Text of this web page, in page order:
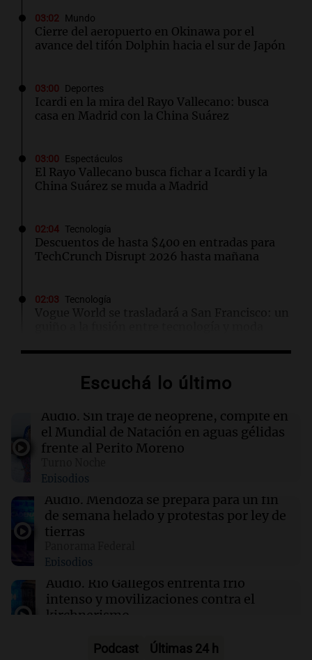
03:02 Mundo
Cierre del aeropuerto en Okinawa por el
avance del tifón Dolphin hacia el sur de Japón
03:00 Deportes
Icardi en la mira del Rayo Vallecano: busca
casa en Madrid con la China Suárez
03:00 Espectáculos
El Rayo Vallecano busca fichar a Icardi y la
China Suárez se muda a Madrid
02:04 Tecnología
Descuentos de hasta $400 en entradas para
TechCrunch Disrupt 2026 hasta mañana
02:03 Tecnología
Vogue World se trasladará a San Francisco: un
Laura Galván brilla en los Centroamericanos y
01:29 Ciencia
La fertilización podría depender del trabajo en
estudio
01:24
Tiroteo en escuela secundaria de Tailandia:
Escuchá lo último
Audio. Sin traje de neoprene, compite en
el Mundial de Natación en aguas gélidas
frente al Perito Moreno
Episodios
Audio. Mendoza se prepara para un fin
de semana helado y protestas por ley de
tierras
Episodios
Audio. Río Gallegos enfrenta frío
intenso y movilizaciones contra el
kirchnerismo
Podcast Últimas 24 h